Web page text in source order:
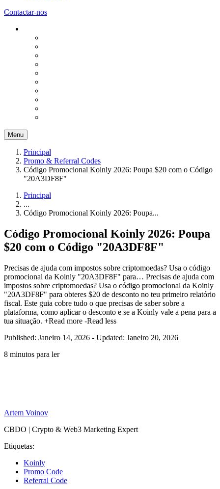
Contactar-nos
Menu
Principal
Promo & Referral Codes
Código Promocional Koinly 2026: Poupa $20 com o Código
"20A3DF8F"
Principal
...
Código Promocional Koinly 2026: Poupa...
Código Promocional Koinly 2026: Poupa
$20 com o Código "20A3DF8F"
Precisas de ajuda com impostos sobre criptomoedas? Usa o código
promocional da Koinly "20A3DF8F" para… Precisas de ajuda com
impostos sobre criptomoedas? Usa o código promocional da Koinly
"20A3DF8F" para obteres $20 de desconto no teu primeiro relatório
fiscal. Este guia cobre tudo o que precisas de saber sobre a
plataforma, como aplicar o desconto e se a Koinly vale a pena para a
tua situação. +Read more -Read less
Published: Janeiro 14, 2026 - Updated: Janeiro 20, 2026
8 minutos para ler
Artem Voinov
CBDO | Crypto & Web3 Marketing Expert
Etiquetas:
Koinly
Promo Code
Referral Code